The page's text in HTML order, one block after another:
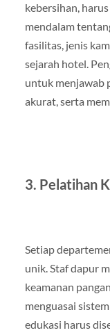
kebersihan,
mendalam
fasilitas, jenis
sejarah hotel.
untuk menjawab
akurat, serta
3. Pelatihan
Setiap
unik. Staf dapur
keamanan
menguasai
edukasi harus